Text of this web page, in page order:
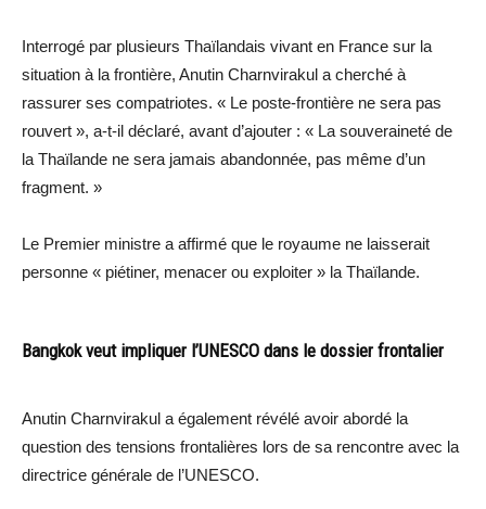
Interrogé par plusieurs Thaïlandais vivant en France sur la
situation à la frontière, Anutin Charnvirakul a cherché à
rassurer ses compatriotes. « Le poste-frontière ne sera pas
rouvert », a-t-il déclaré, avant d’ajouter : « La souveraineté de
la Thaïlande ne sera jamais abandonnée, pas même d’un
fragment. »
Le Premier ministre a affirmé que le royaume ne laisserait
personne « piétiner, menacer ou exploiter » la Thaïlande.
Bangkok veut impliquer l’UNESCO dans le dossier frontalier
Anutin Charnvirakul a également révélé avoir abordé la
question des tensions frontalières lors de sa rencontre avec la
directrice générale de l’UNESCO.